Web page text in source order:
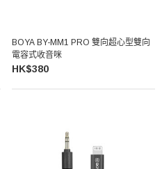
BOYA BY-MM1 PRO 雙向超心型雙向
電容式收音咪
HK$380